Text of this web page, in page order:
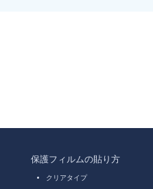
保護フィルムの貼り方
クリアタイプ